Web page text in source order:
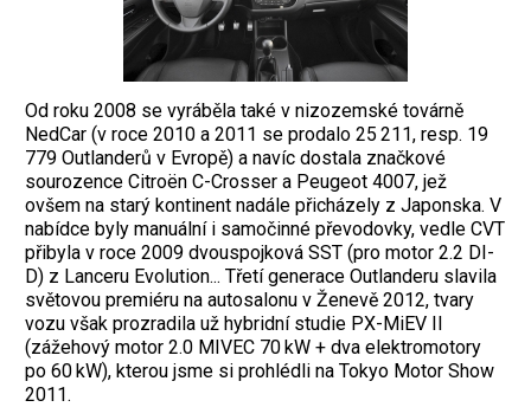
Od roku 2008 se vyráběla také v nizozemské továrně
NedCar (v roce 2010 a 2011 se prodalo 25 211, resp. 19
779 Outlanderů v Evropě) a navíc dostala značkové
sourozence Citroën C-Crosser a Peugeot 4007, jež
ovšem na starý kontinent nadále přicházely z Japonska. V
nabídce byly manuální i samočinné převodovky, vedle CVT
přibyla v roce 2009 dvouspojková SST (pro motor 2.2 DI-
D) z Lanceru Evolution... Třetí generace Outlanderu slavila
světovou premiéru na autosalonu v Ženevě 2012, ­tvary
vozu však prozradila už hybridní studie PX-MiEV II
(zážehový motor 2.0 MIVEC 70 kW + dva elektromotory
po 60 kW), kterou jsme si prohlédli na Tokyo Motor Show
2011.